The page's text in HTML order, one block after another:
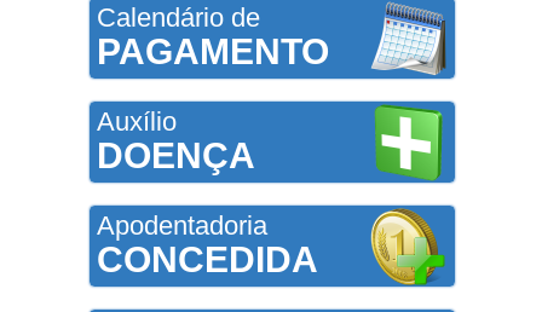
Calendário de
PAGAMENTO
Auxílio
DOENÇA
Apodentadoria
CONCEDIDA